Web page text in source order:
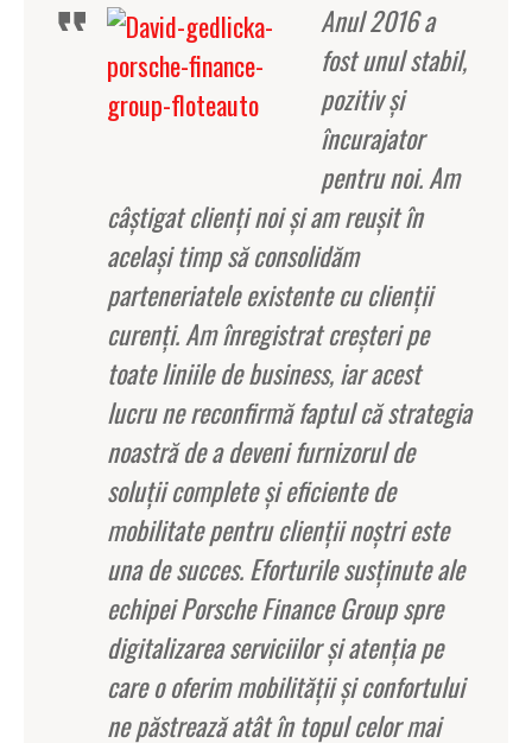
Anul 2016 a
fost unul stabil,
pozitiv şi
încurajator
pentru noi. Am
câştigat clienţi noi şi am reuşit în
acelaşi timp să consolidăm
parteneriatele existente cu clienţii
curenţi. Am înregistrat creşteri pe
toate liniile de business, iar acest
lucru ne reconfirmă faptul că strategia
noastră de a deveni furnizorul de
soluţii complete şi eficiente de
mobilitate pentru clienţii noştri este
una de succes. Eforturile susţinute ale
echipei Porsche Finance Group spre
digitalizarea serviciilor şi atenţia pe
care o oferim mobilităţii şi confortului
ne păstrează atât în topul celor mai